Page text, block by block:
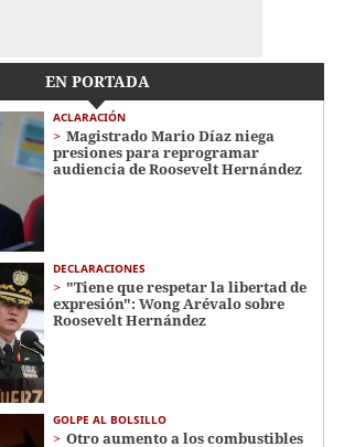
EN PORTADA
ACLARACIÓN
Magistrado Mario Díaz niega
presiones para reprogramar
audiencia de Roosevelt Hernández
DECLARACIONES
"Tiene que respetar la libertad de
expresión": Wong Arévalo sobre
Roosevelt Hernández
GOLPE AL BOLSILLO
Otro aumento a los combustibles